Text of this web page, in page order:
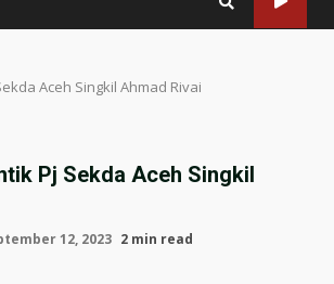
Aceh Singkil Ahmad Rivai
Pj Sekda Aceh Singkil
12, 2023 2 min read